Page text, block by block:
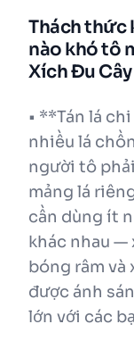
Thách thức
nào khó tô
Xích Đu
• **Tán lá
nhiều lá
người tô
mảng lá
cần dùng ít
khác nhau —
bóng râm và
được ánh
lớn với các